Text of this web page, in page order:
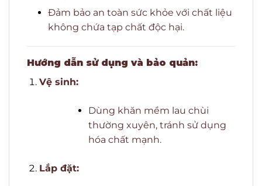
Đảm bảo an toàn sức khỏe với chất liệu
không chứa tạp chất độc hại.
Hướng dẫn sử dụng và bảo quản:
Vệ sinh:
Dùng khăn mềm lau chùi
thường xuyên, tránh sử dụng
hóa chất mạnh.
Lắp đặt: